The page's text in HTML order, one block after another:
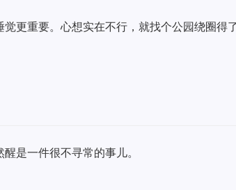
更重要。心想实在不行，就找个公园绕圈得
是一件很不寻常的事儿。